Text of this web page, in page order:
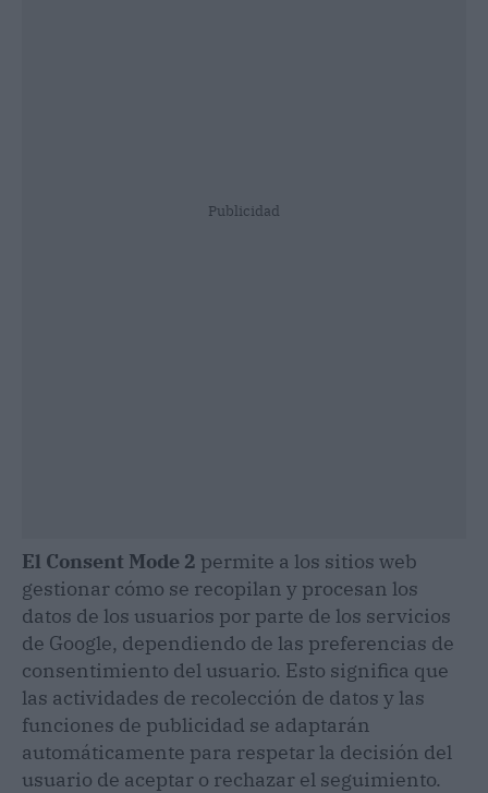
Publicidad
El Consent Mode 2 permite a los sitios web
gestionar cómo se recopilan y procesan los
datos de los usuarios por parte de los servicios
de Google, dependiendo de las preferencias de
consentimiento del usuario. Esto significa que
las actividades de recolección de datos y las
funciones de publicidad se adaptarán
automáticamente para respetar la decisión del
usuario de aceptar o rechazar el seguimiento.